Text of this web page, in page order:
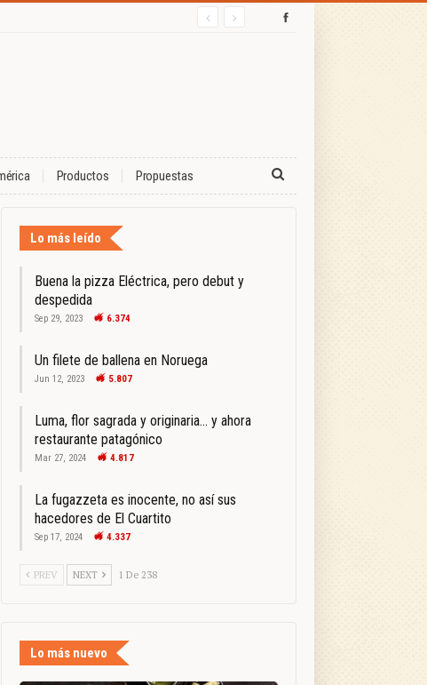
Productos Propuestas
Lo más leído
Buena la pizza Eléctrica, pero debut y
despedida
Sep 29, 2023 6.374
Un filete de ballena en Noruega
Jun 12, 2023 5.807
Luma, flor sagrada y originaria… y ahora
restaurante patagónico
Mar 27, 2024 4.817
La fugazzeta es inocente, no así sus
hacedores de El Cuartito
Sep 17, 2024 4.337
PREV NEXT 1 De 238
Lo más nuevo